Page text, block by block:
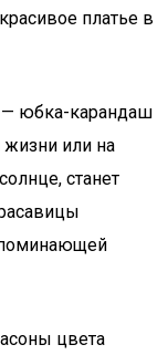
платье в
юбка-карандаш
жизни или на
станет
цвета